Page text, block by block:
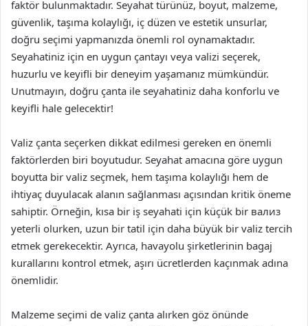
faktör bulunmaktadır. Seyahat türünüz, boyut, malzeme,
güvenlik, taşıma kolaylığı, iç düzen ve estetik unsurlar,
doğru seçimi yapmanızda önemli rol oynamaktadır.
Seyahatiniz için en uygun çantayı veya valizi seçerek,
huzurlu ve keyifli bir deneyim yaşamanız mümkündür.
Unutmayın, doğru çanta ile seyahatiniz daha konforlu ve
keyifli hale gelecektir!
Valiz çanta seçerken dikkat edilmesi gereken en önemli
faktörlerden biri boyutudur. Seyahat amacına göre uygun
boyutta bir valiz seçmek, hem taşıma kolaylığı hem de
ihtiyaç duyulacak alanın sağlanması açısından kritik öneme
sahiptir. Örneğin, kısa bir iş seyahati için küçük bir вализ
yeterli olurken, uzun bir tatil için daha büyük bir valiz tercih
etmek gerekecektir. Ayrıca, havayolu şirketlerinin bagaj
kurallarını kontrol etmek, aşırı ücretlerden kaçınmak adına
önemlidir.
Malzeme seçimi de valiz çanta alırken göz önünde